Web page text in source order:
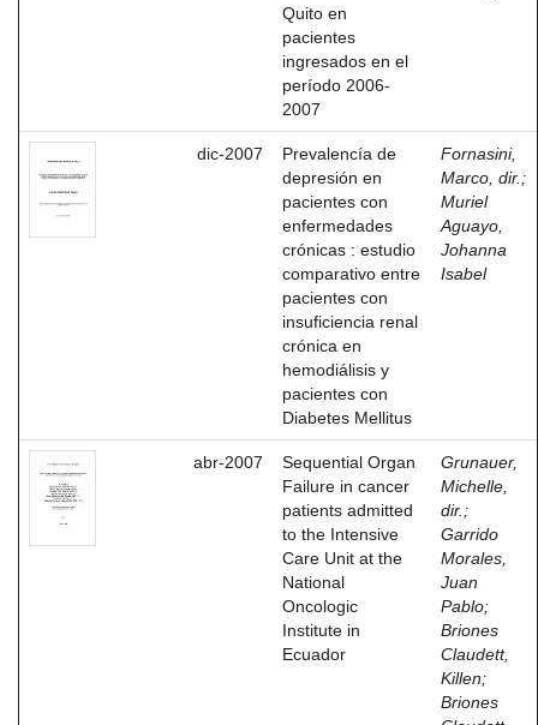
Quito en
pacientes
ingresados en el
período 2006-
2007
dic-2007
Prevalencía de
depresión en
pacientes con
enfermedades
crónicas : estudio
comparativo entre
pacientes con
insuficiencia renal
crónica en
hemodiálisis y
pacientes con
Diabetes Mellitus
Fornasini,
Marco, dir. ;
Muriel
Aguayo,
Johanna
Isabel
abr-2007
Sequential Organ
Failure in cancer
patients admitted
to the Intensive
Care Unit at the
National
Oncologic
Institute in
Ecuador
Grunauer,
Michelle,
dir. ;
Garrido
Morales,
Juan
Pablo;
Briones
Claudett,
Killen;
Briones